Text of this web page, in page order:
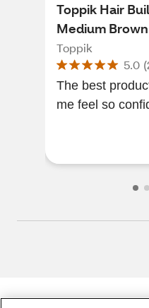
Toppik Hair
Medium Brown
Toppik
5.0 (
The best
me feel so